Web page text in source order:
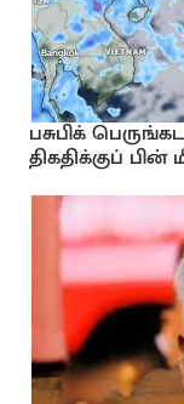
பசுபிக்
திகதிக்குப்